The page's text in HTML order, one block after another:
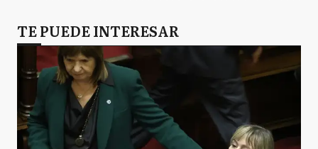
TE PUEDE INTERESAR